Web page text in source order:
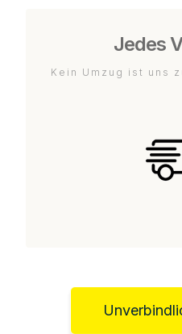
Jedes
Kein Umzug ist uns